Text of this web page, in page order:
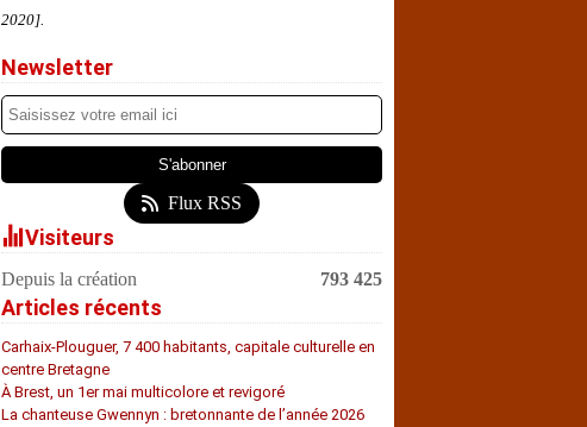
2020].
Newsletter
Flux RSS
Visiteurs
Depuis la création 793 425
Articles récents
Carhaix-Plouguer, 7 400 habitants, capitale culturelle en
centre Bretagne
À Brest, un 1er mai multicolore et revigoré
La chanteuse Gwennyn : bretonnante de l’année 2026